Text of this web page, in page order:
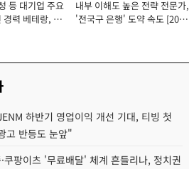
등 대기업 주요
경력 베테랑, 신
내부 이해도 높은 전략 전문가,
'전국구 은행' 도약 속도 [2026
하반기 영업이익 개선 기대, 티빙 첫
고 반등도 눈앞"
쿠팡이츠 '무료배달' 체계 흔들리나, 정치권